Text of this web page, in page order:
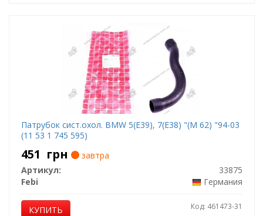
Патрубок сист.охол. BMW 5(E39), 7(E38) "(M 62) "94-03
(11 53 1 745 595)
451 грн
завтра
Артикул:
33875
Febi
Германия
КУПИТЬ Код: 461473-31